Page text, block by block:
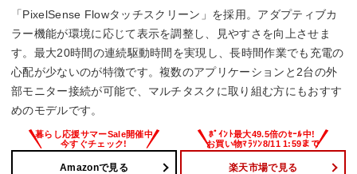
駆動時間
Office詳細
Office無し
「PixelSense Flowタッチスクリーン」を採用。アダプティブカ
ラー機能が環境に応じて表示を調整し、見やすさを向上させま
す。最大20時間の連続駆動時間を実現し、長時間作業でも充電の
心配が少ないのが特徴です。複数のアプリケーションと2台の外
部モニター接続が可能で、マルチタスクに取り組む方にもおすす
めのモデルです。
Amazonで見る 楽天市場で見る